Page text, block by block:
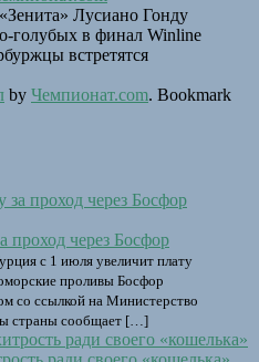
Лусиано Гонду
голубых в финал Winline
встретятся
by Чемпионат.com. Bookmark
проход через Босфор
с 1 июля увеличит плату
проливы Босфор
со ссылкой на Министерство
страны сообщает […]